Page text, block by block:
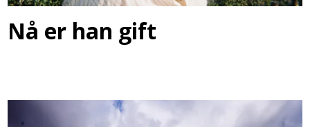
Nå er han gift